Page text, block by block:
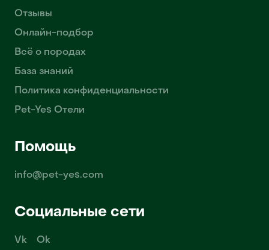
Отзывы
Онлайн-подбор
Всё о породах
База знаний
Политика конфиденциальности
Pet-Yes Отели
Помощь
info@pet-yes.com
Социальные сети
Vk Ok